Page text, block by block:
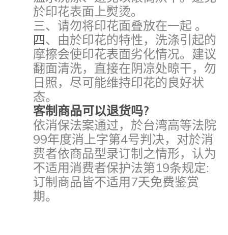
於印花表面上熨烫。
三、请勿将印花面叠放在一起 。
四、由於印花的特性 ，洗涤引起的
摩擦会使印花表面劣化情况。建议
翻面清洗，直接在阴凉处晾干，勿
日照 ， 尽可能维持印花的良好状
态。
客制商品可以退货吗?
依消保法案通过，於台湾高等法院
99年度消上字第4号判决，对於消
费者依商品型录订制之情形，认为
不适用消费者保护法第19条规定:
订制商品皆不适用7天免费鉴赏
期。